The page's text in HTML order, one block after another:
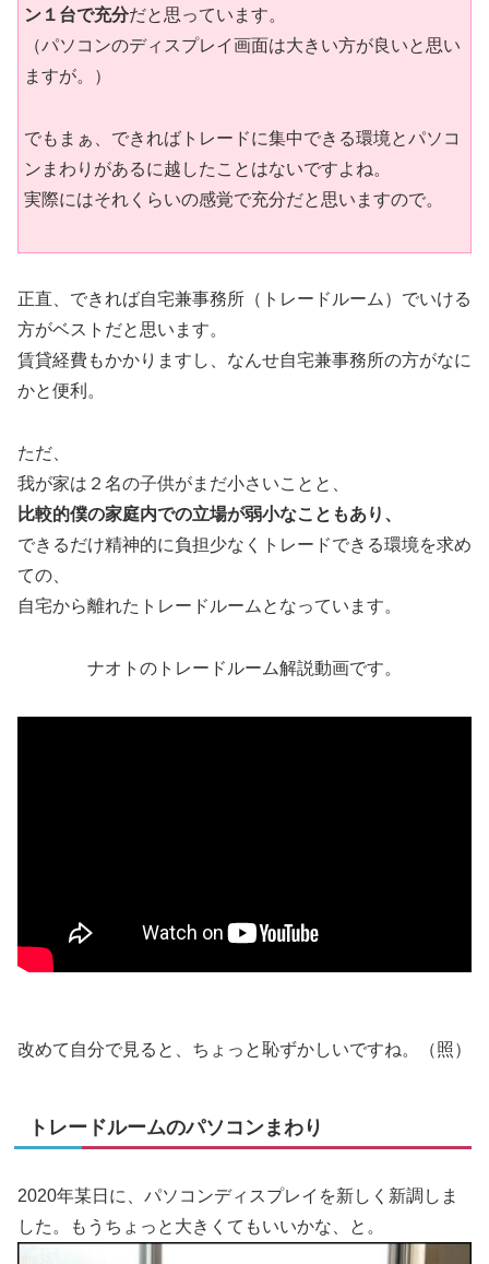
ン１台で充分だと思っています。
（パソコンのディスプレイ画面は大きい方が良いと思い
ますが。）
でもまぁ、できればトレードに集中できる環境とパソコ
ンまわりがあるに越したことはないですよね。
実際にはそれくらいの感覚で充分だと思いますので。
正直、できれば自宅兼事務所（トレードルーム）でいける
方がベストだと思います。
賃貸経費もかかりますし、なんせ自宅兼事務所の方がなに
かと便利。
ただ、
我が家は２名の子供がまだ小さいことと、
比較的僕の家庭内での立場が弱小なこともあり、
できるだけ精神的に負担少なくトレードできる環境を求め
ての、
自宅から離れたトレードルームとなっています。
ナオトのトレードルーム解説動画です。
改めて自分で見ると、ちょっと恥ずかしいですね。（照）
トレードルームのパソコンまわり
2020年某日に、パソコンディスプレイを新しく新調しま
した。もうちょっと大きくてもいいかな、と。